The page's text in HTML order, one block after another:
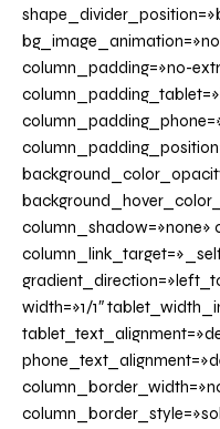
column_padding=»no-
column_shadow=»none»
width=»1/1″